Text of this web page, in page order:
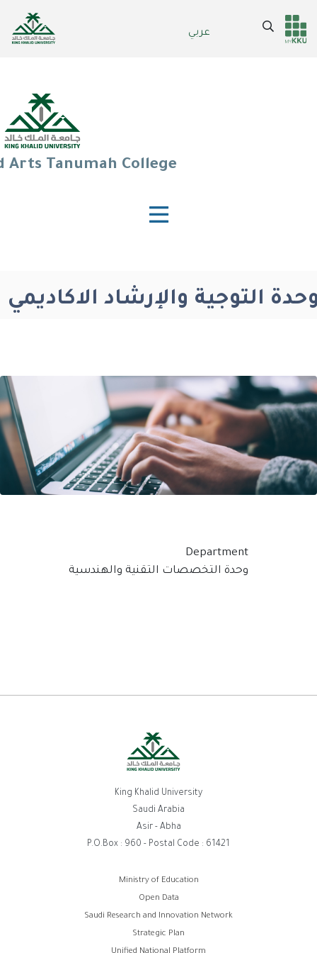
عربي
Header
Main Menu
Search
Arts Tanumah College
التوجية والإرشاد الاكاديمي
Department
وحدة التخصصات التقنية والهندسية
King Khalid University
Saudi Arabia
Asir - Abha
P.O.Box : 960 - Postal Code : 61421
Ministry of Education
Open Data
Saudi Research and Innovation Network
Strategic Plan